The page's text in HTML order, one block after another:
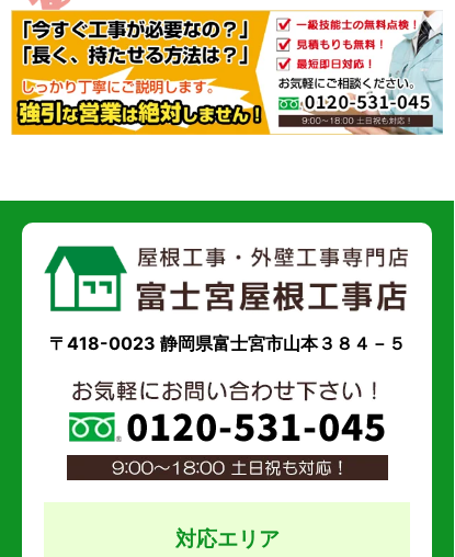
〒418-0023 静岡県富士宮市山本３８４－５
対応エリア